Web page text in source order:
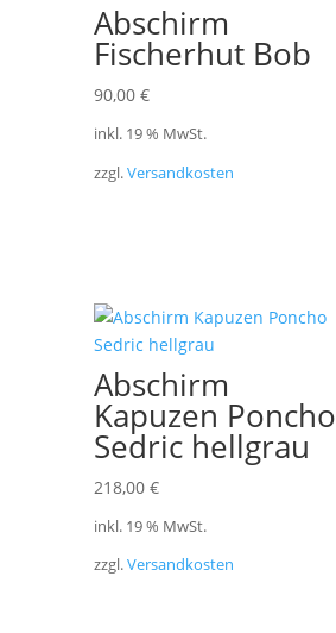
Abschirm
Fischerhut Bob
90,00 €
inkl. 19 % MwSt.
zzgl.Versandkosten
Abschirm
Kapuzen Poncho
Sedric hellgrau
218,00 €
inkl. 19 % MwSt.
zzgl.Versandkosten